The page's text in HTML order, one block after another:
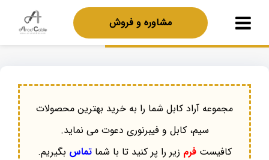
مشاوره و فروش
مجموعه آراد کابل شما را به خرید بهترین محصولات
سیم، کابل و فیبرنوری دعوت می نماید.
کافیستفرم زیر را پر کنید تا با شماتماس بگیریم.